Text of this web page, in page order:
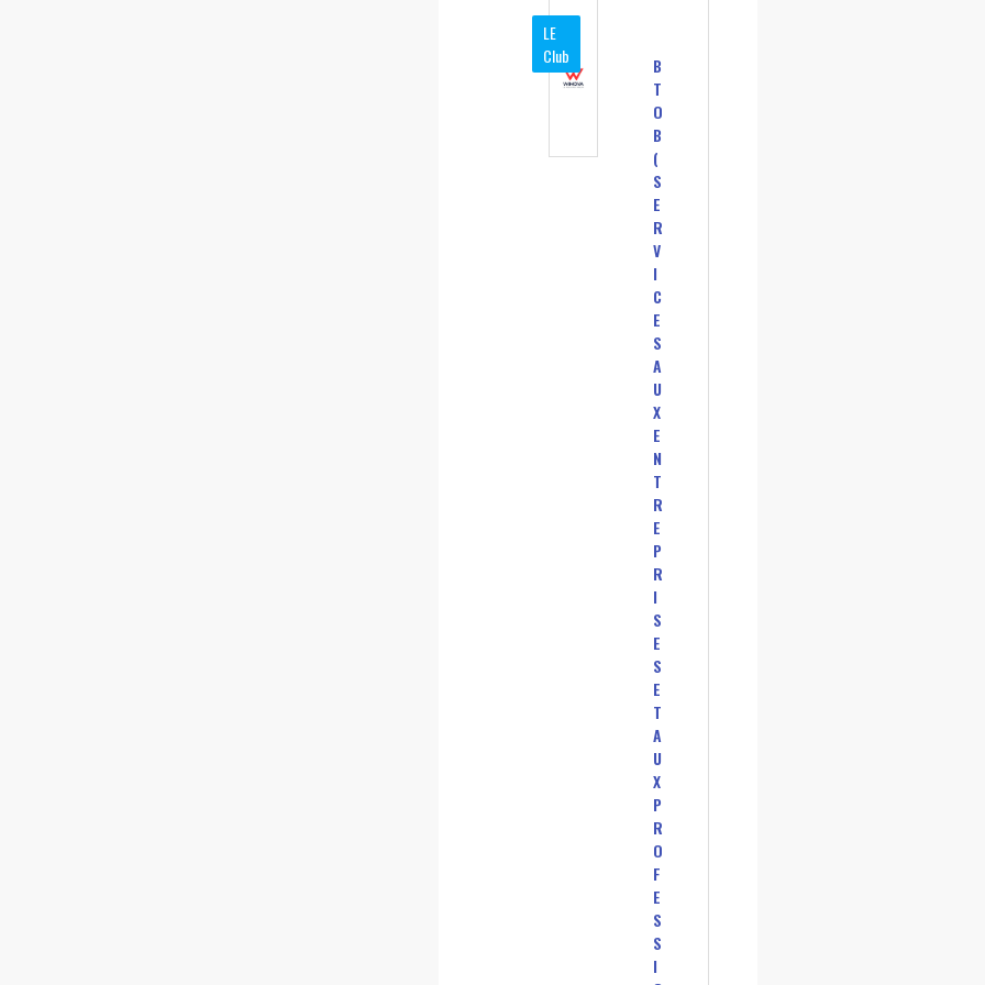
LE
Club
B
T
O
B
(
S
E
R
V
I
C
E
S
A
U
X
E
N
T
R
E
P
R
I
S
E
S
E
T
A
U
X
P
R
O
F
E
S
S
I